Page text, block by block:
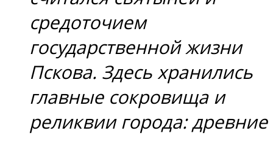
средоточием
государственной жизни
Пскова. Здесь хранились
главные сокровища и
реликвии города: древние